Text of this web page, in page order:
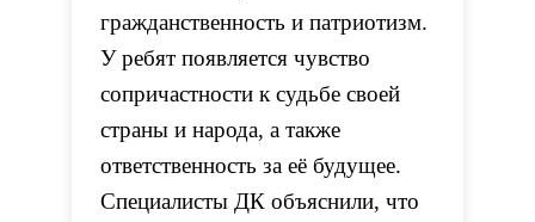
гражданственность и патриотизм.
У ребят появляется чувство
сопричастности к судьбе своей
страны и народа, а также
ответственность за её будущее.
Специалисты ДК объяснили, что